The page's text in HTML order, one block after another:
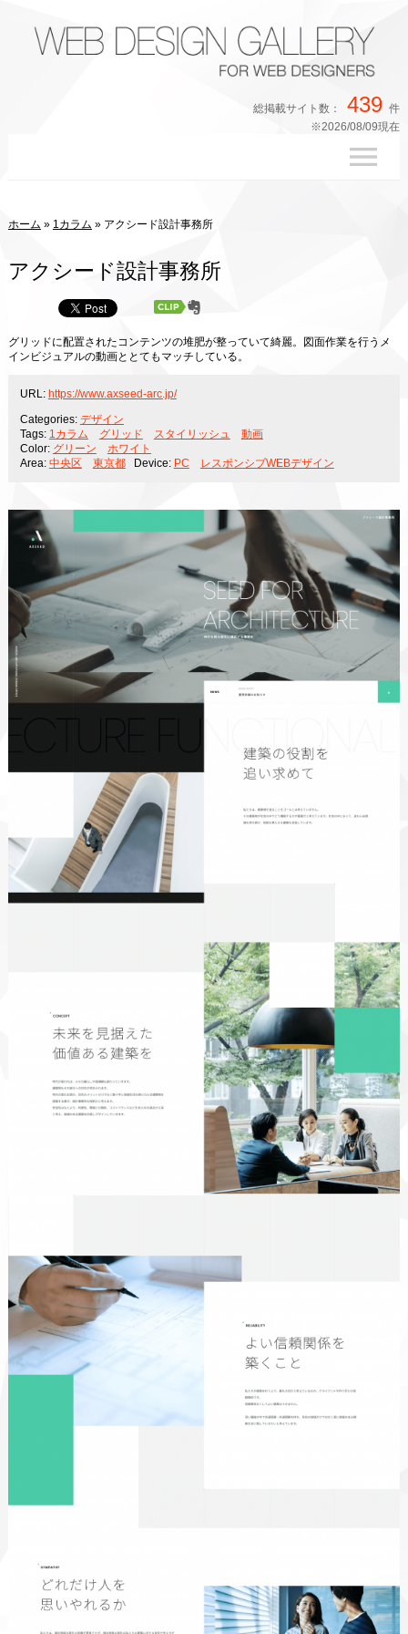
総掲載サイト数： 439件
※2026/08/09現在
ホーム » 1カラム » アクシード設計事務所
アクシード設計事務所
グリッドに配置されたコンテンツの堆肥が整っていて綺麗。図面作業を行うメ
インビジュアルの動画ととてもマッチしている。
URL: https://www.axseed-arc.jp/
Categories: デザイン
Tags: 1カラム グリッド スタイリッシュ
動画
Color: グリーン
ホワイト
Area: 中央区 東京都Device: PC レスポンシブWEBデザイン